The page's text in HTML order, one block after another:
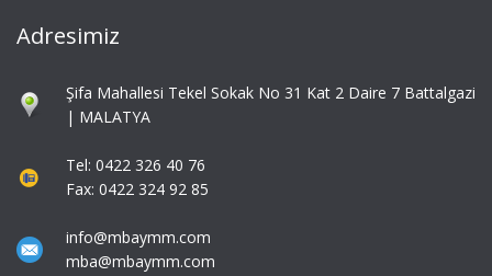
Adresimiz
Şifa Mahallesi Tekel Sokak No 31 Kat 2 Daire 7 Battalgazi
| MALATYA
Tel: 0422 326 40 76
Fax: 0422 324 92 85
info@mbaymm.com
mba@mbaymm.com